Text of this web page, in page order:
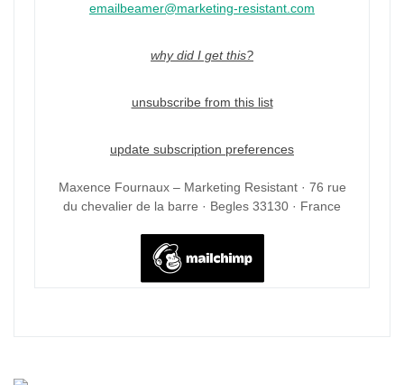
emailbeamer@marketing-resistant.com
why did I get this?
unsubscribe from this list
update subscription preferences
Maxence Fournaux – Marketing Resistant · 76 rue
du chevalier de la barre · Begles 33130 · France